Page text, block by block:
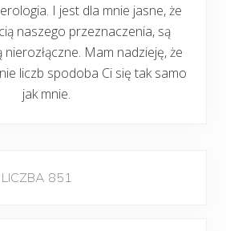
I jest dla mnie jasne, że
naszego przeznaczenia, są
Mam nadzieję, że
liczb spodoba Ci się tak samo
jak mnie.
851